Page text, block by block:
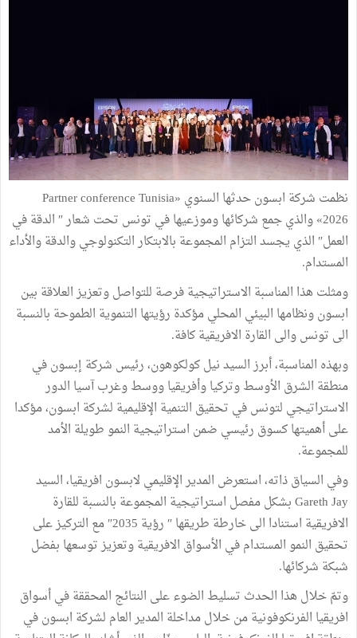
نظمت شركة ابسون حدثها السنوي «Partner conference Tunisia
2026» والذي جمع شركائها وموزعيها في تونس تحت شعار ″ الدقة في
العمل″ الذي يجسد التزام المجموعة بالابتكار التكنولوجي والدقة والأداء
المستدام.
ومثلت هذا المناسبة الاستراتيجية فرصة للتواصل وتعزيز العلاقة بين
ابسون ونظامها البيئي المحلي مؤكدة رؤيتها التنموية الطموحة بالنسبة
الى تونس والى القارة الافريقية كافة.
وبهذه المناسبة، أبرز السيد نيل كولكوهون، رئيس شركة إبسون في
منطقة الشرق الأوسط وتركيا وأفريقيا ووسط وغرب آسيا الدور
الاستراتيجي لتونس في تحقيق التنمية الإقليمية لشركة ابسون، مؤكدا
على أهميتها كسوق رئيسي ضمن استراتيجية النمو طويلة الأمد
للمجموعة.
وفي السياق ذاته، استعرض المدير الإقليمي لابسون افريقيا، السيد
Gareth Jay بشكل مفصل استراتيجية المجموعة بالنسبة للقارة
الافريقية استنادا الى خارطة طريقها ″ رؤية 2035″ مع التركيز على
تحقيق النمو المستدام في الأسواق الافريقية وتعزيز توسعها بفضل
شبكة شركائها.
وتمّ خلال هذا الحدث تسليط الضوء على النتائج المحققة في أسواق
افريقيا الفرنكوفونية من خلال مداخلة المدير العام لشركة ابسون في